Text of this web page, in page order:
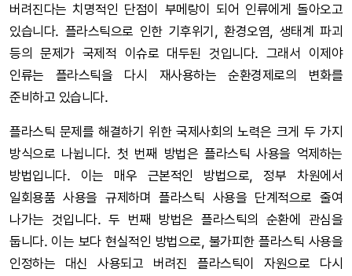
버려진다는 치명적인 단점이 부메랑이 되어 인류에게 돌아오고
있습니다. 플라스틱으로 인한 기후위기, 환경오염, 생태계 파괴
등의 문제가 국제적 이슈로 대두된 것입니다. 그래서 이제야
인류는 플라스틱을 다시 재사용하는 순환경제로의 변화를
준비하고 있습니다.
플라스틱 문제를 해결하기 위한 국제사회의 노력은 크게 두 가지
방식으로 나뉩니다. 첫 번째 방법은 플라스틱 사용을 억제하는
방법입니다. 이는 매우 근본적인 방법으로, 정부 차원에서
일회용품 사용을 규제하며 플라스틱 사용을 단계적으로 줄여
나가는 것입니다. 두 번째 방법은 플라스틱의 순환에 관심을
둡니다. 이는 보다 현실적인 방법으로, 불가피한 플라스틱 사용을
인정하는 대신 사용되고 버려진 플라스틱이 자원으로 다시